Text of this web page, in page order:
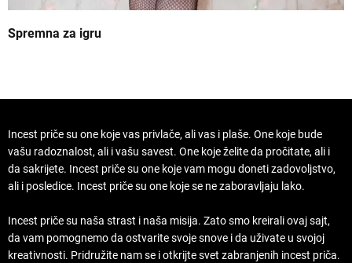
Spremna za igru
Incest priče su one koje vas privlače, ali vas i plaše. One koje bude
vašu radoznalost, ali i vašu savest. One koje želite da pročitate, ali i
da sakrijete. Incest priče su one koje vam mogu doneti zadovoljstvo,
ali i posledice. Incest priče su one koje se ne zaboravljaju lako.
Incest priče su naša strast i naša misija. Zato smo kreirali ovaj sajt,
da vam pomognemo da ostvarite svoje snove i da uživate u svojoj
kreativnosti. Pridružite nam se i otkrijte svet zabranjenih incest priča.